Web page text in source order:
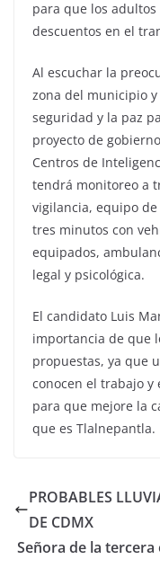
para que los
descuentos en el
Al escuchar la
zona del municipio
seguridad y la paz
proyecto de
Centros de
tendrá monitoreo a
vigilancia, equipo
tres minutos con
equipados,
legal y psicológica.
El candidato Luis
importancia de que
propuestas, ya que
conocen el trabajo y
para que mejore la
que es Tlalnepantla.
PROBABLES
DE CDMX
Señora de la